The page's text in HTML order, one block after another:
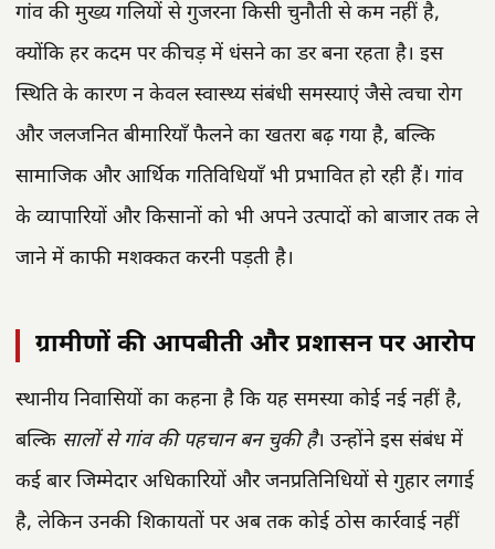
गांव की मुख्य गलियों से गुजरना किसी चुनौती से कम नहीं है,
क्योंकि हर कदम पर कीचड़ में धंसने का डर बना रहता है। इस
स्थिति के कारण न केवल स्वास्थ्य संबंधी समस्याएं जैसे त्वचा रोग
और जलजनित बीमारियाँ फैलने का खतरा बढ़ गया है, बल्कि
सामाजिक और आर्थिक गतिविधियाँ भी प्रभावित हो रही हैं। गांव
के व्यापारियों और किसानों को भी अपने उत्पादों को बाजार तक ले
जाने में काफी मशक्कत करनी पड़ती है।
ग्रामीणों की आपबीती और प्रशासन पर आरोप
स्थानीय निवासियों का कहना है कि यह समस्या कोई नई नहीं है,
बल्कि सालों से गांव की पहचान बन चुकी है। उन्होंने इस संबंध में
कई बार जिम्मेदार अधिकारियों और जनप्रतिनिधियों से गुहार लगाई
है, लेकिन उनकी शिकायतों पर अब तक कोई ठोस कार्रवाई नहीं